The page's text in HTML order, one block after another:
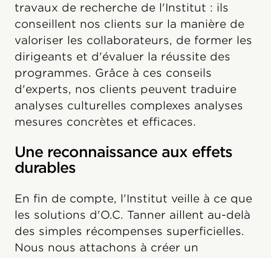
travaux de recherche de l'Institut : ils
conseillent nos clients sur la manière de
valoriser les collaborateurs, de former les
dirigeants et d'évaluer la réussite des
programmes. Grâce à ces conseils
d'experts, nos clients peuvent traduire
analyses culturelles complexes analyses
mesures concrètes et efficaces.
Une reconnaissance aux effets
durables
En fin de compte, l'Institut veille à ce que
les solutions d'O.C. Tanner aillent au-delà
des simples récompenses superficielles.
Nous nous attachons à créer un